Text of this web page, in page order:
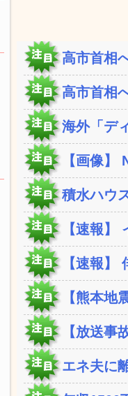
高市首相
高市首相
海外「デ
【画像
積水ハウ
【速報】
【速報
【熊本
【放送
エネ夫に